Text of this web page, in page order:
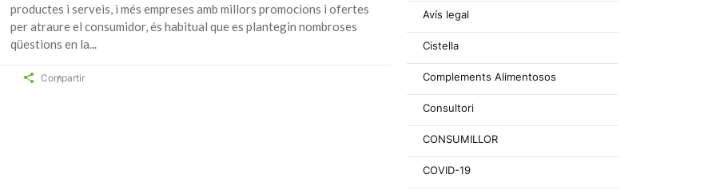
productes i serveis, i més empreses amb millors promocions i ofertes
per atraure el consumidor, és habitual que es plantegin nombroses
qüestions en la
Compartir
Avís legal
Cistella
Complements Alimentosos
Consultori
CONSUMILLOR
COVID-19